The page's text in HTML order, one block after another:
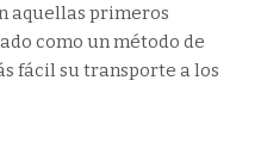
aquellas primeros
como un método de
fácil su transporte a los